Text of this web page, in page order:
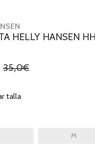
HELLY HANSEN
35,0€
talla
M